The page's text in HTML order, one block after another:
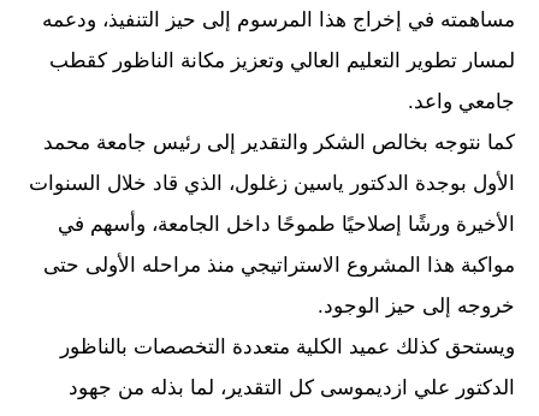
مساهمته في إخراج هذا المرسوم إلى حيز التنفيذ، ودعمه
لمسار تطوير التعليم العالي وتعزيز مكانة الناظور كقطب
جامعي واعد.
كما نتوجه بخالص الشكر والتقدير إلى رئيس جامعة محمد
الأول بوجدة الدكتور ياسين زغلول، الذي قاد خلال السنوات
الأخيرة ورشًا إصلاحيًا طموحًا داخل الجامعة، وأسهم في
مواكبة هذا المشروع الاستراتيجي منذ مراحله الأولى حتى
خروجه إلى حيز الوجود.
ويستحق كذلك عميد الكلية متعددة التخصصات بالناظور
الدكتور علي ازديموسى كل التقدير، لما بذله من جهود